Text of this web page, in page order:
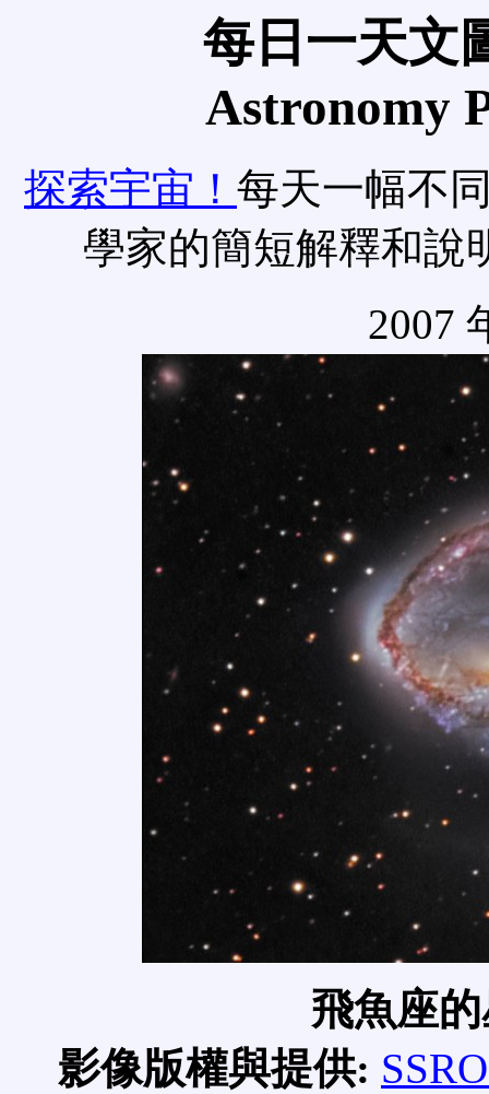
每日一天文
Astronomy
探索宇宙！ 每天一幅不
學家的簡短解釋和說
2007
飛魚座
影像版權與提供: